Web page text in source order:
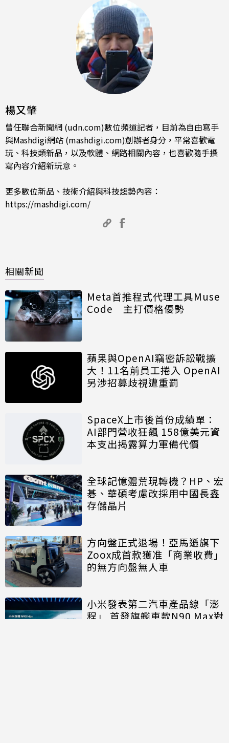
楊又肇
曾任聯合新聞網 (udn.com)數位頻道記者，目前為自由寫手
與Mashdigi網站 (mashdigi.com)創辦者身分，平常喜歡電
玩、科技類新品，以及軟體、網路相關內容，也喜歡隨手撰
寫內容介紹新玩意。
更多數位新品、技術介紹與科技趨勢內容：
https://mashdigi.com/
相關新聞
Meta首推程式代理工具Muse
Code 主打價格優勢
蘋果與OpenAI竊密訴訟戰擴
大！11名前員工捲入 OpenAI
另涉招募歧視遭重罰
SpaceX上市後首份成績單：
AI部門營收狂飆 158億美元資
本支出揭露算力軍備代價
全球記憶體荒現轉機？HP、宏
碁、華碩考慮改採用中國長鑫
存儲晶片
方向盤正式退場！亞馬遜旗下
Zoox成首款獲准「商業收費」
的無方向盤無人車
小米發表第二汽車產品線「澎
程」 首發旗艦車款N90 Max對